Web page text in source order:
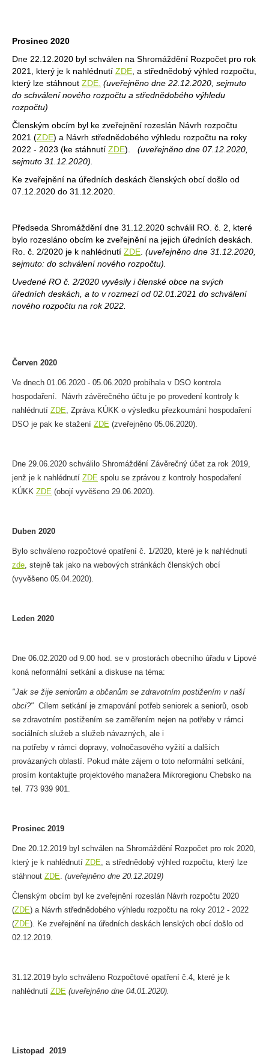
Prosinec 2020
Dne 22.12.2020 byl schválen na Shromáždění Rozpočet pro rok
2021, který je k nahlédnutí ZDE , a střednědobý výhled rozpočtu,
který lze stáhnout ZDE (uveřejněno dne 22.12.2020, sejmuto
do schválení nového rozpočtu a střednědobého výhledu
rozpočtu)
Členským obcím byl ke zveřejnění rozeslán Návrh rozpočtu
2021 (ZDE) a Návrh střednědobého výhledu rozpočtu na roky
2022 - 2023 (ke stáhnutí ZDE).
(uveřejněno dne 07.12.2020,
sejmuto 31.12.2020).
Ke zveřejnění na úředních deskách členských obcí došlo od
07.12.2020 do 31.12.2020.
Předseda Shromáždění dne 31.12.2020 schválil RO. č. 2, které
bylo rozesláno obcím ke zveřejnění na jejich úředních deskách.
Ro. č. 2/2020 je k nahlédnutí ZDE (uveřejněno dne 31.12.2020,
sejmuto: do schválení nového rozpočtu).
Uvedené RO č. 2/2020 vyvěsily i členské obce na svých
úředních deskách, a to v rozmezí od 02.01.2021 do schválení
nového rozpočtu na rok 2022.
Červen 2020
Ve dnech 01.06.2020 - 05.06.2020 probíhala v DSO kontrola
hospodaření. Návrh závěrečného účtu je po provedení kontroly k
nahlédnutí ZDE, Zpráva KÚKK o výsledku přezkoumání hospodaření
DSO je pak ke stažení ZDE (zveřejněno 05.06.2020).
Dne 29.06.2020 schválilo Shromáždění Závěrečný účet za rok 2019,
jenž je k nahlédnutí ZDE spolu se zprávou z kontroly hospodaření
KÚKK ZDE (obojí vyvěšeno 29.06.2020).
Duben 2020
Bylo schváleno rozpočtové opatření č. 1/2020, které je k nahlédnutí
zde, stejně tak jako na webových stránkách členských obcí
(vyvěšeno 05.04.2020).
Leden 2020
Dne 06.02.2020 od 9.00 hod. se v prostorách obecního úřadu v Lipové
koná neformální setkání a diskuse na téma:
"Jak se žije seniorům a občanům se zdravotním postižením v naší
obci?" Cílem setkání je zmapování potřeb seniorek a seniorů, osob
se zdravotním postižením se zaměřením nejen na potřeby v rámci
sociálních služeb a služeb návazných, ale i
na potřeby v rámci dopravy, volnočasového vyžití a dalších
provázaných oblastí. Pokud máte zájem o toto neformální setkání,
prosím kontaktujte projektového manažera Mikroregionu Chebsko na
tel. 773 939 901.
Prosinec 2019
Dne 20.12.2019 byl schválen na Shromáždění Rozpočet pro rok 2020,
který je k nahlédnutí ZDE, a střednědobý výhled rozpočtu, který lze
stáhnout ZDE. (uveřejněno dne 20.12.2019)
Členským obcím byl ke zveřejnění rozeslán Návrh rozpočtu 2020
(ZDE) a Návrh střednědobého výhledu rozpočtu na roky 2012 - 2022
(ZDE). Ke zveřejnění na úředních deskách lenských obcí došlo od
02.12.2019.
31.12.2019 bylo schváleno Rozpočtové opatření č.4, které je k
nahlédnutí ZDE (uveřejněno dne 04.01.2020).
Listopad 2019